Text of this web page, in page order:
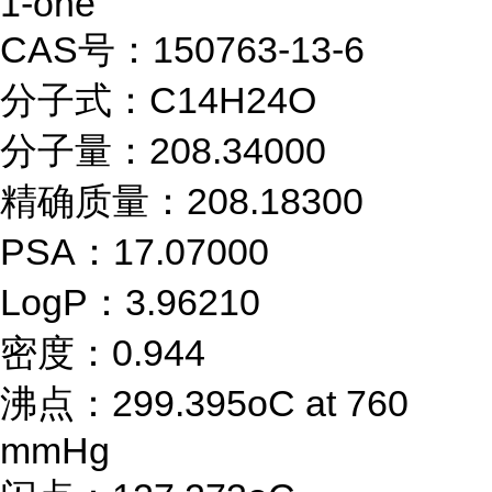
CAS号：150763-13-6
分子式：C14H24O
分子量：208.34000
精确质量：208.18300
PSA：17.07000
LogP：3.96210
密度：0.944
沸点：299.395oC at 760
mmHg